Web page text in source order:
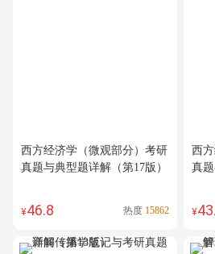
西方经济学（微观部分）考研
真题与典型题详解（第17版）
¥46.8 热度 15862
西
真
¥